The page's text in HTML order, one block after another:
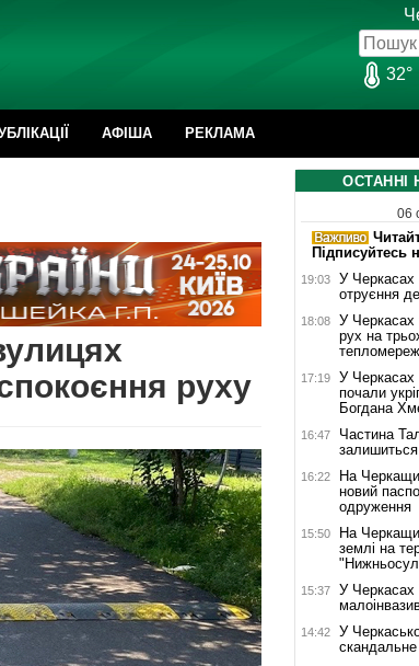
32°
АФІША РЕКЛАМА
руху
ОСТАННІ
06
Підписуйтесь
19:03
У Черкасах
отруєння
18:08
У Черкасах
рух на
тепломереж
17:19
У Черкасах
почали
Богдана
16:47
Частина
залишиться
16:22
На
новий
одруження
15:50
На
землі на
15:37
У Черкасах
14:42
У
скандальне